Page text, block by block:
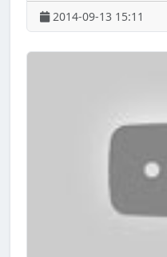
Телерик": http://
предстоящи безплатни
http://
2014-09-13 15:11